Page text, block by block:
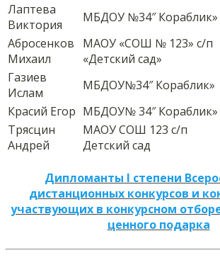
Лаптева
Виктория
МБДОУ №34″ Кораблик»
Абросенков
Михаил
МАОУ «СОШ № 123» с/п
«Детский сад»
Газиев
Ислам
МБДОУ№34″ Кораблик»
Красий Егор МБДОУ№ 34″ Кораблик»
Трясцин
Андрей
МАОУ СОШ 123 с/п
Детский сад
Дипломанты I степени
дистанционных конкурсов и
участвующих в конкурсном
ценного подарка